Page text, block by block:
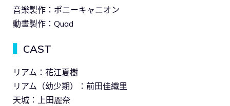
音樂製作：ポニーキャニオン
動畫製作：Quad
CAST
リアム：花江夏樹
リアム（幼少期）：前田佳織里
天城：上田麗奈